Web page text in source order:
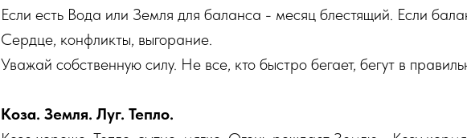
Если есть Вода или Земля для баланса - месяц блестящий. Если
Сердце, конфликты, выгорание.
Уважай собственную силу. Не все, кто быстро бегает, бегут в
Коза. Земля. Луг. Тепло.